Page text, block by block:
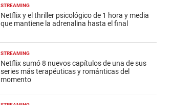
STREAMING
Netflix y el thriller psicológico de 1 hora y media
que mantiene la adrenalina hasta el final
STREAMING
Netflix sumó 8 nuevos capítulos de una de sus
series más terapéuticas y románticas del
momento